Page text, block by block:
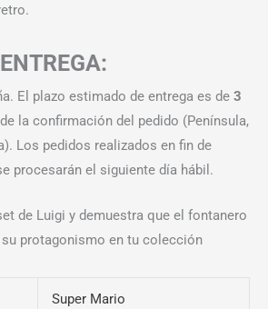
El plazo estimado de entrega es de 3
la confirmación del pedido (Península,
Los pedidos realizados en fin de
procesarán el siguiente día hábil.
de Luigi y demuestra que el fontanero
protagonismo en tu colección
Super Mario